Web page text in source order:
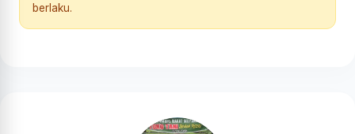
berlaku.